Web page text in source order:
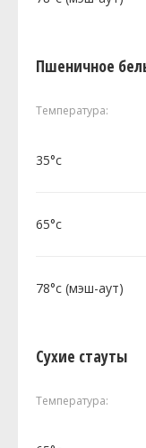
Пшеничное
Температура:
35°c
65°c
78°c (мэш-аут)
Сухие стауты
Температура: